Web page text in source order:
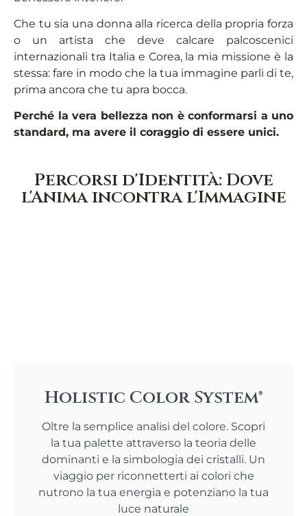
Che tu sia una donna alla ricerca della propria forza
o un artista che deve calcare palcoscenici
internazionali tra Italia e Corea, la mia missione è la
stessa: fare in modo che la tua immagine parli di te,
prima ancora che tu apra bocca.
Perché la vera bellezza non è conformarsi a uno
standard, ma avere il coraggio di essere unici.
Percorsi d'Identità: Dove
l'Anima incontra l'Immagine
Holistic Color System®
Oltre la semplice analisi del colore. Scopri
la tua palette attraverso la teoria delle
dominanti e la simbologia dei cristalli. Un
viaggio per riconnetterti ai colori che
nutrono la tua energia e potenziano la tua
luce naturale